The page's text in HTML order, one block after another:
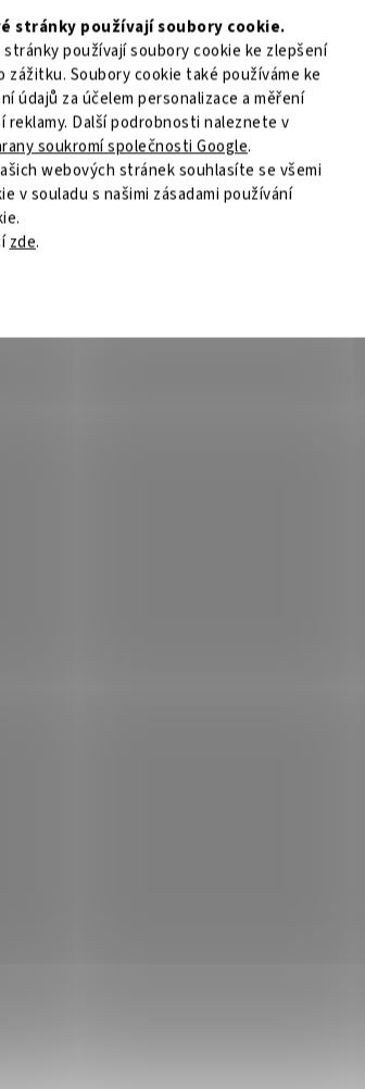
stránky používají soubory cookie.
používají soubory cookie ke zlepšení
zážitku. Soubory cookie také používáme ke
údajů za účelem personalizace a měření
reklamy. Další podrobnosti naleznete v
soukromí společnosti Google.
webových stránek souhlasíte se všemi
v souladu s našimi zásadami používání
zde.